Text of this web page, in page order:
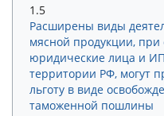
1.5
Расширены виды
мясной продукции,
юридические лица и
территории РФ, могут
льготу в виде
таможенной пошлины